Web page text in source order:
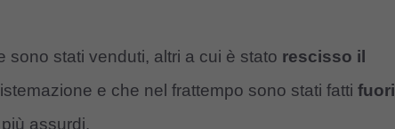
sono stati venduti, altri a cui è stato rescisso il
e che nel frattempo sono stati fatti fuori
assurdi.